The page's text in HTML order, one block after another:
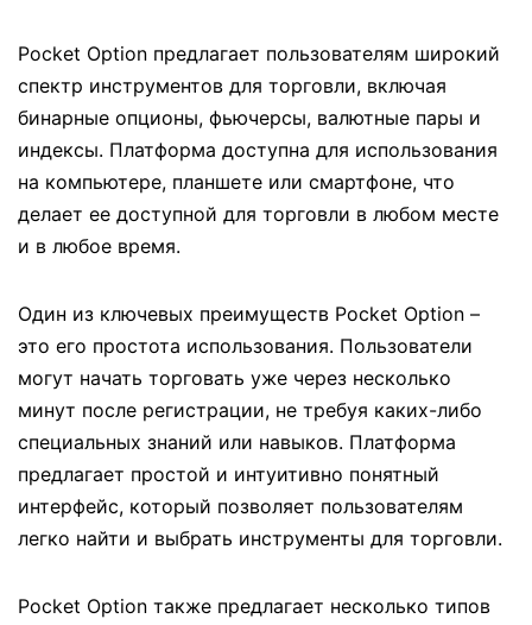
Pocket Option предлагает пользователям широкий
спектр инструментов для торговли, включая
бинарные опционы, фьючерсы, валютные пары и
индексы. Платформа доступна для использования
на компьютере, планшете или смартфоне, что
делает ее доступной для торговли в любом месте
и в любое время.
Один из ключевых преимуществ Pocket Option –
это его простота использования. Пользователи
могут начать торговать уже через несколько
минут после регистрации, не требуя каких-либо
специальных знаний или навыков. Платформа
предлагает простой и интуитивно понятный
интерфейс, который позволяет пользователям
легко найти и выбрать инструменты для торговли.
Pocket Option также предлагает несколько типов